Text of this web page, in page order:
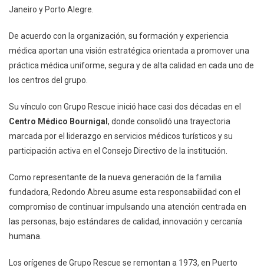
Janeiro y Porto Alegre.
De acuerdo con la organización, su formación y experiencia
médica aportan una visión estratégica orientada a promover una
práctica médica uniforme, segura y de alta calidad en cada uno de
los centros del grupo.
Su vínculo con Grupo Rescue inició hace casi dos décadas en el
Centro Médico Bournigal, donde consolidó una trayectoria
marcada por el liderazgo en servicios médicos turísticos y su
participación activa en el Consejo Directivo de la institución.
Como representante de la nueva generación de la familia
fundadora, Redondo Abreu asume esta responsabilidad con el
compromiso de continuar impulsando una atención centrada en
las personas, bajo estándares de calidad, innovación y cercanía
humana.
Los orígenes de Grupo Rescue se remontan a 1973, en Puerto